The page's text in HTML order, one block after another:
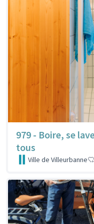
979 - Boire, se
tous
Ville de Villeurbanne